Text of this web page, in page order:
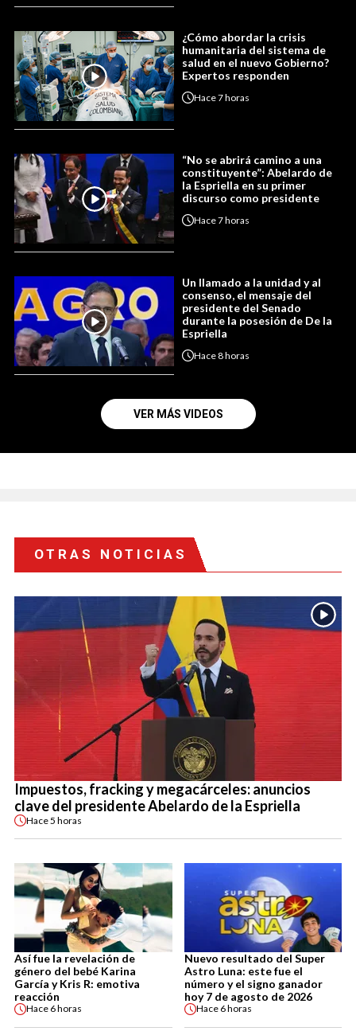
¿Cómo abordar la crisis
humanitaria del sistema de
salud en el nuevo Gobierno?
Expertos responden
Hace7 horas
“No se abrirá camino a una
constituyente”: Abelardo de
la Espriella en su primer
discurso como presidente
Hace7 horas
Un llamado a la unidad y al
consenso, el mensaje del
presidente del Senado
durante la posesión de De la
Espriella
Hace8 horas
VER MÁS VIDEOS
OTRAS NOTICIAS
Impuestos, fracking y megacárceles: anuncios
clave del presidente Abelardo de la Espriella
Hace5 horas
Así fue la revelación de
género del bebé Karina
García y Kris R: emotiva
reacción
Hace 6 horas
Nuevo resultado del Super
Astro Luna: este fue el
número y el signo ganador
hoy 7 de agosto de 2026
Hace 6 horas